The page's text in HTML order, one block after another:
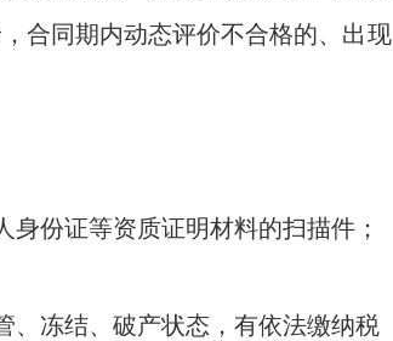
合同期内动态评价不合格的、出现
份证等资质证明材料的扫描件；
、冻结、破产状态，有依法缴纳税